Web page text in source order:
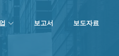
보고서 보도자료